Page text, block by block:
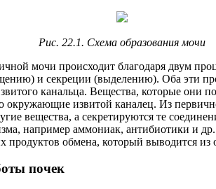
Рис. 22.1. Схема образования мочи
мочи происходит благодаря двум
и секреции (выделению). Оба эти
канальца. Вещества, которые они
окружающие извитой каналец. Из
вещества, а секретируются те
например аммониак, антибиотики и
продуктов обмена, который выводится из
почек